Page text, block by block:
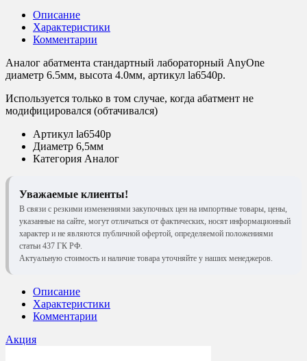
Описание
Характеристики
Комментарии
Аналог абатмента стандартный лабораторный AnyOne
диаметр 6.5мм, высота 4.0мм, артикул la6540p.
Используется только в том случае, когда абатмент не
модифицировался (обтачивался)
Артикул la6540p
Диаметр 6,5мм
Категория Аналог
Уважаемые клиенты!
В связи с резкими изменениями закупочных цен на импортные товары, цены,
указанные на сайте, могут отличаться от фактических, носят информационный
характер и не являются публичной офертой, определяемой положениями
статьи 437 ГК РФ.
Актуальную стоимость и наличие товара уточняйте у наших менеджеров.
Описание
Характеристики
Комментарии
Акция